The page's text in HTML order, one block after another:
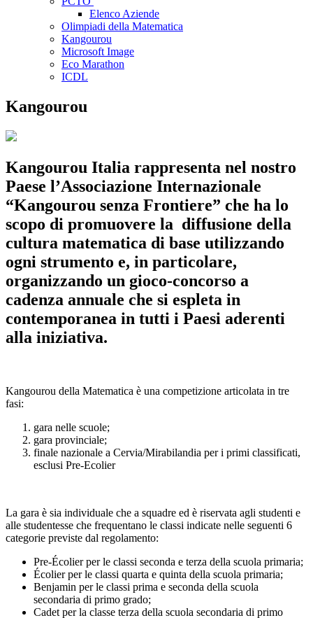
Elenco Aziende
Olimpiadi della Matematica
Kangourou
Microsoft Image
Eco Marathon
ICDL
Kangourou
Kangourou Italia rappresenta nel nostro
Paese l’Associazione Internazionale
“Kangourou senza Frontiere” che ha lo
scopo di promuovere la diffusione della
cultura matematica di base utilizzando
ogni strumento e, in particolare,
organizzando un gioco-concorso a
cadenza annuale che si espleta in
contemporanea in tutti i Paesi aderenti
alla iniziativa.
Kangourou della Matematica è una competizione articolata in tre
fasi:
gara nelle scuole;
gara provinciale;
finale nazionale a Cervia/Mirabilandia per i primi classificati,
esclusi Pre-Ecolier
La gara è sia individuale che a squadre ed è riservata agli studenti e
alle studentesse che frequentano le classi indicate nelle seguenti 6
categorie previste dal regolamento:
Pre-Écolier per le classi seconda e terza della scuola primaria;
Écolier per le classi quarta e quinta della scuola primaria;
Benjamin per le classi prima e seconda della scuola
secondaria di primo grado;
Cadet per la classe terza della scuola secondaria di primo